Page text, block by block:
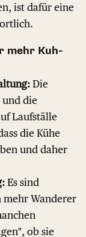
ist dafür eine
mehr Kuh-
Die
die
Laufställe
die Kühe
und daher
Es sind
mehr Wanderer
ob sie